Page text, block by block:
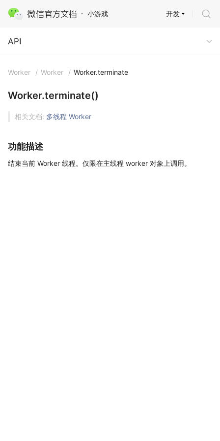
小游戏
API
开发
API
Worker / Worker / Worker.terminate
Worker.terminate()
相关文档: 多线程 Worker
功能描述
结束当前 Worker 线程。仅限在主线程 worker 对象上调用。